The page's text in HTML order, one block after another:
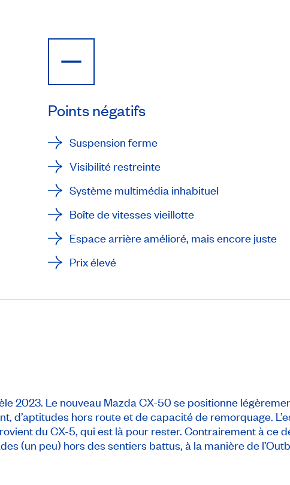
Points négatifs
Suspension ferme
Visibilité restreinte
Système multimédia inhabituel
Boîte de vitesses vieillotte
Espace arrière amélioré, mais encore juste
Prix élevé
2023. Le nouveau Mazda CX-50 se positionne
d’aptitudes hors route et de capacité de remorquage.
du CX-5, qui est là pour rester. Contrairement à ce
(un peu) hors des sentiers battus, à la manière de